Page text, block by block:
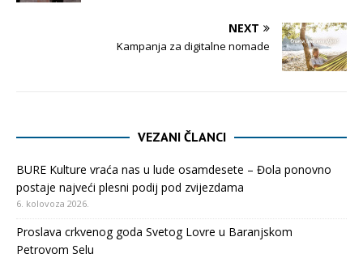
NEXT
Kampanja za digitalne nomade
VEZANI ČLANCI
BURE Kulture vraća nas u lude osamdesete – Đola ponovno
postaje najveći plesni podij pod zvijezdama
6. kolovoza 2026.
Proslava crkvenog goda Svetog Lovre u Baranjskom
Petrovom Selu